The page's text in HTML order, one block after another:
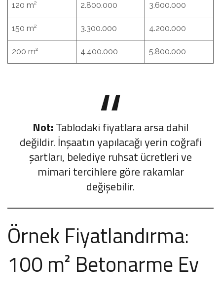
120 m² 2.800.000 3.600.000
150 m² 3.300.000 4.200.000
200 m² 4.400.000 5.800.000
Not: Tablodaki fiyatlara arsa dahil
değildir. İnşaatın yapılacağı yerin coğrafi
şartları, belediye ruhsat ücretleri ve
mimari tercihlere göre rakamlar
değişebilir.
Örnek Fiyatlandırma:
100 m² Betonarme Ev